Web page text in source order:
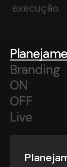
execução.
Branding
ON
OFF
Live